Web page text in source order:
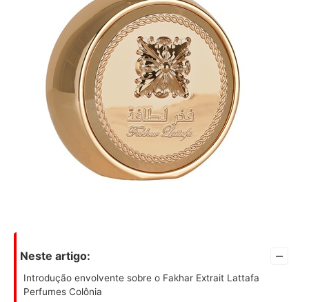
Neste artigo: –
Introdução envolvente sobre o Fakhar Extrait Lattafa
Perfumes Colônia